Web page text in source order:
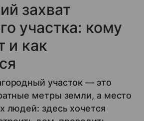
захват
участка: кому
и как
участок — это
метры земли, а место
людей: здесь хочется